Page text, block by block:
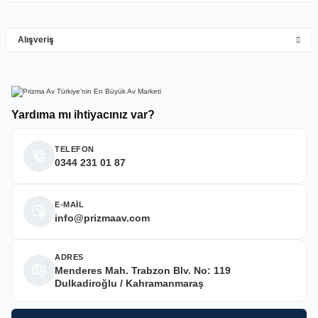
Deneyimini Paylaş
Yardıma mı ihtiyacınız var?
TELEFON
0344 231 01 87
E-MAİL
info@prizmaav.com
ADRES
Menderes Mah. Trabzon Blv. No: 119
Dulkadiroğlu / Kahramanmaraş
Alışveriş